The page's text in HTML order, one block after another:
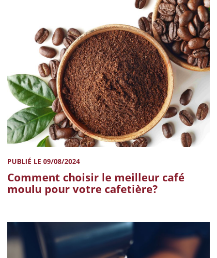
PUBLIÉ LE 09/08/2024
Comment choisir le meilleur café
moulu pour votre cafetière?